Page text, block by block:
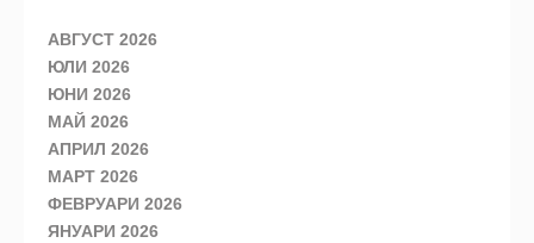
АВГУСТ 2026
ЮЛИ 2026
ЮНИ 2026
МАЙ 2026
АПРИЛ 2026
МАРТ 2026
ФЕВРУАРИ 2026
ЯНУАРИ 2026